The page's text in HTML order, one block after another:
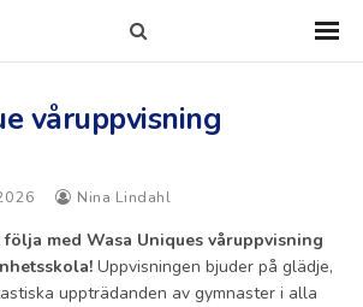
this
våruppvisning
Nina Lindahl
med Wasa Uniques våruppvisning
Uppvisningen bjuder på glädje,
uppträdanden av gymnaster i alla